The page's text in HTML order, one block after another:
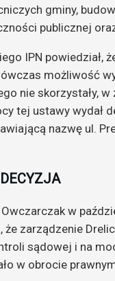
gminy,
publicznej
IPN powiedział,
możliwość
nie skorzystały,
tej ustawy wydał
nazwę ul.
w
że zarządzenie
sądowej i na
w obrocie